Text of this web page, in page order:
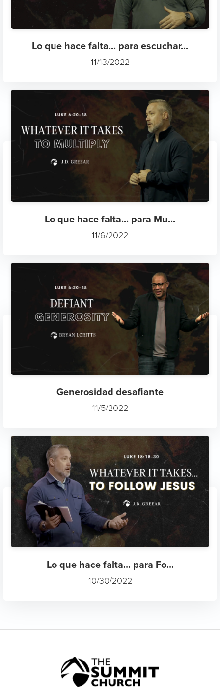
Lo que hace falta... para escuchar...
11/13/2022
Lo que hace falta... para Mu...
11/6/2022
Generosidad desafiante
11/5/2022
Lo que hace falta... para Fo...
10/30/2022